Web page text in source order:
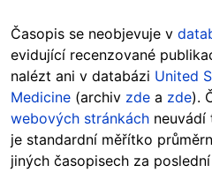
Časopis se neobjevuje v
evidující recenzované
nalézt ani v databázi United
Medicine (archiv zde a zde).
webových stránkách neuvádí
je standardní měřítko
jiných časopisech za